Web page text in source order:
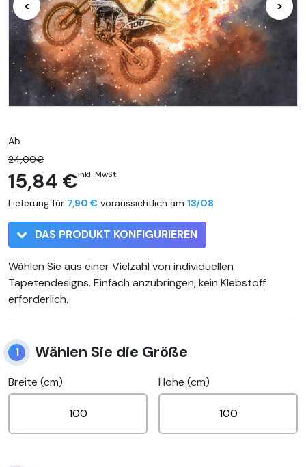
< >
Ab
24,00€
15,84 €inkl. MwSt.
Lieferung für 7,90 € voraussichtlich am 13/08
DAS PRODUKT KONFIGURIEREN
Wählen Sie aus einer Vielzahl von individuellen
Tapetendesigns. Einfach anzubringen, kein Klebstoff
erforderlich.
1 Wählen Sie die Größe
Breite (cm) Höhe (cm)